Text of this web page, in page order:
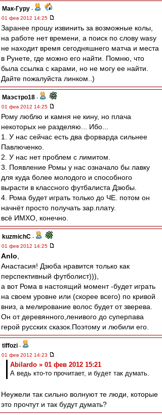
Мак-Гуру -
01 фев 2012 14:25
Заранее прошу извинить за возможные колы,
на работе нет времени, а поиск по слову wasy
не находит время сегодняшнего матча и места
в Рунете, где можно его найти. Помню, что
была ссылка с карами, но не могу ее найти.
Дайте пожалуйста линком..)
Маэстро18 -
01 фев 2012 14:25
Рому люблю и камня не кину, но плача
некоторых не разделяю... Ибо...
1. У нас сейчас есть два форварда сильнее
Павлюченко.
2. У нас нет проблем с лимитом.
3. Появление Ромы у нас означало бы лавку
для куда более молодого и способного
вырасти в классного футбалиста Дзюбы.
4. Рома будет играть только до ЧЕ. потом он
начнёт просто получать зар.плату.
всё ИМХО, конечно.
kuzmichC -
01 фев 2012 14:25
Anlo
Анастасия! Дзюба нравится только как
перспективный футболист))),
а вот Рома в настоящий момент -будет играть
на своем уровне или (скорее всего) по кривой
вниз, а мелирование волос будет от зверева.
Он от деревянного,ленивого до суперпава
герой русских сказок.Поэтому и любили его.
tiffozi -
01 фев 2012 14:23
Abilardo » 01 фев 2012 15:21
А ведь кто-то прочитает, и будет так думать.
Неужели так сильно волнуют те люди, которые
это прочтут и так будут думать?